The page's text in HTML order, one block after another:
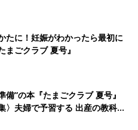
たに！妊娠がわかったら最初に
まごクラブ 夏号』
備”の本『たまごクラブ 夏号』
〉夫婦で予習する 出産の教科